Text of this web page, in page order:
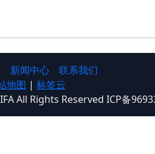
新闻中心
联系我们
地图 | 标签云
All Rights Reserved ICP备